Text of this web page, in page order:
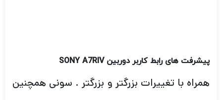
پیشرفت های رابط کاربر دوربینSONY A7RIV
همراه با تغییرات بزرگتر و بزرگتر . سونی همچنین